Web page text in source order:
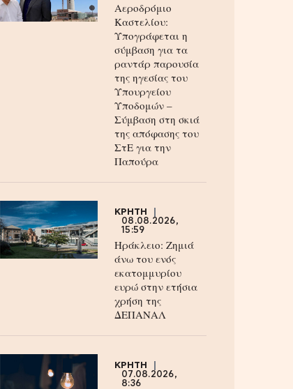
Αεροδρόμιο
Καστελίου:
Υπογράφεται η
σύμβαση για τα
ραντάρ παρουσία
της ηγεσίας του
Υπουργείου
Υποδομών –
Σύμβαση στη σκιά
της απόφασης του
ΣτΕ για την
Παπούρα
ΚΡΗΤΗ
08.08.2026,
15:59
Ηράκλειο: Ζημιά
άνω του ενός
εκατομμυρίου
ευρώ στην ετήσια
χρήση της
ΔΕΠΑΝΑΛ
ΚΡΗΤΗ
07.08.2026,
8:36